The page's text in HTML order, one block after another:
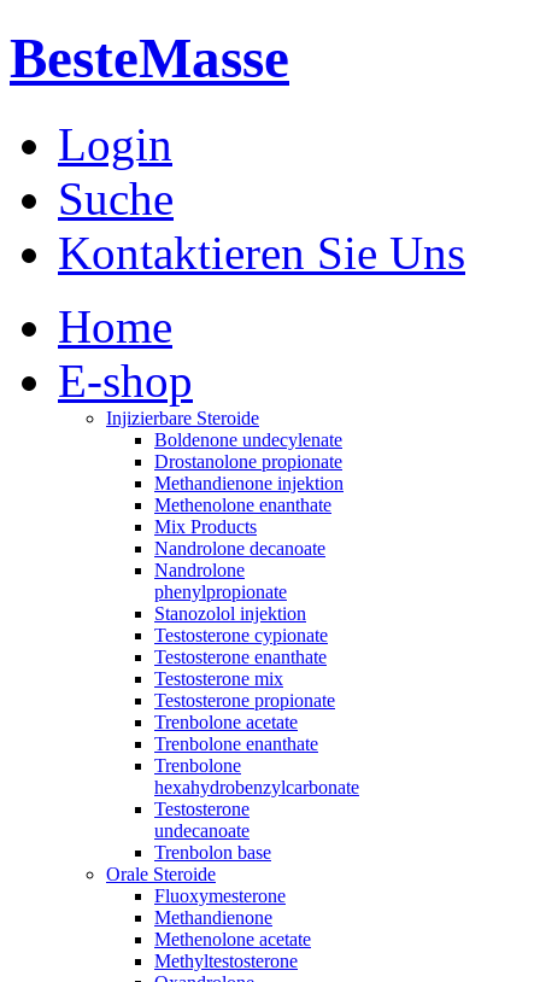
BesteMasse
Login
Suche
Kontaktieren Sie Uns
Home
E-shop
Injizierbare Steroide
Boldenone undecylenate
Drostanolone propionate
Methandienone injektion
Methenolone enanthate
Mix Products
Nandrolone decanoate
Nandrolone
phenylpropionate
Stanozolol injektion
Testosterone cypionate
Testosterone enanthate
Testosterone mix
Testosterone propionate
Trenbolone acetate
Trenbolone enanthate
Trenbolone
hexahydrobenzylcarbonate
Testosterone
undecanoate
Trenbolon base
Orale Steroide
Fluoxymesterone
Methandienone
Methenolone acetate
Methyltestosterone